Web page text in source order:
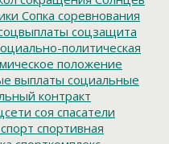
Сопка соревнования
соцзащита
политическая
положение
выплаты социальные
контракт
соя спасатели
спорт спортивная